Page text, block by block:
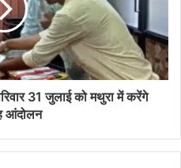
31 जुलाई को मथुरा में करेंगे
आंदोलन